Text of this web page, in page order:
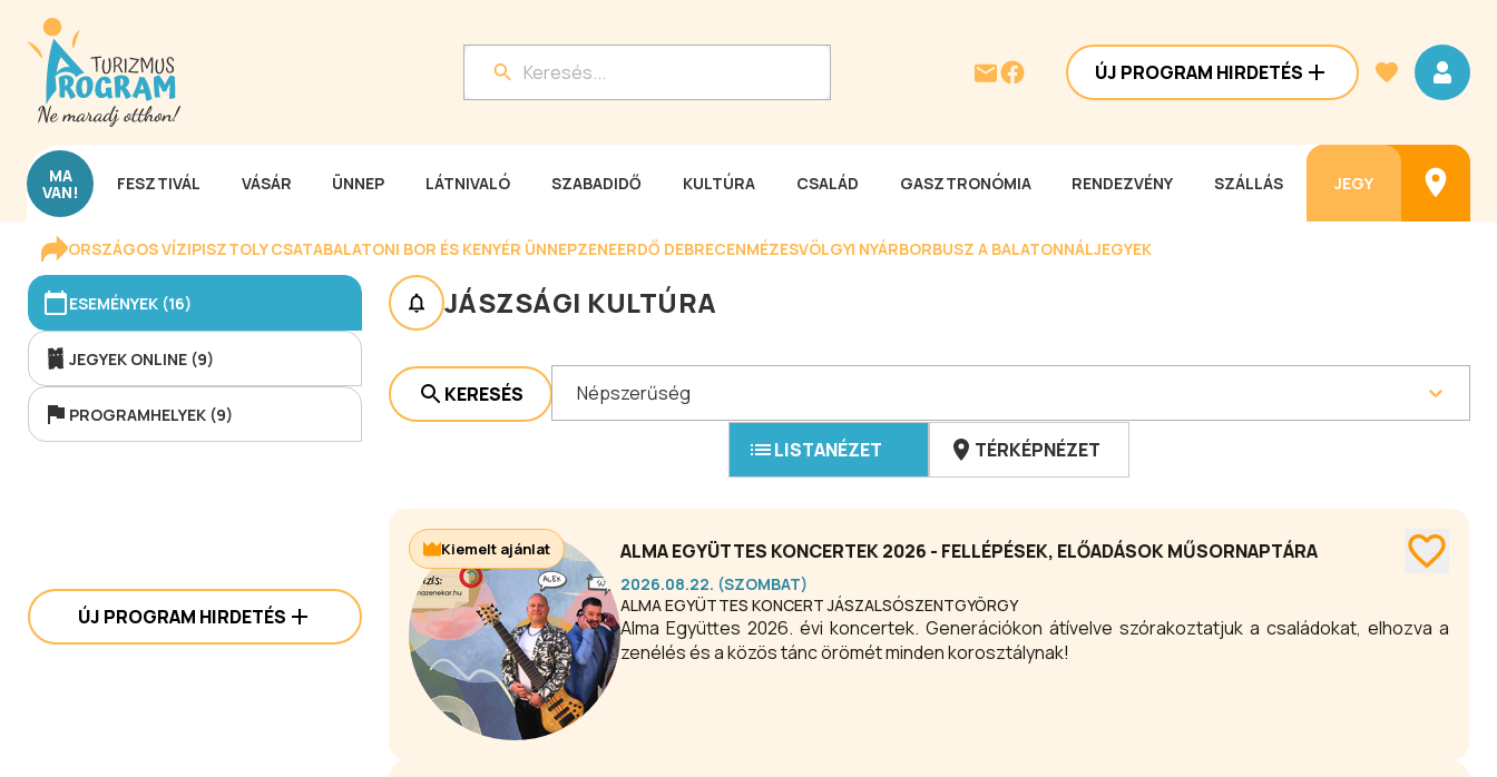
ÚJ PROGRAM HIRDETÉS
MA
VAN! FESZTIVÁL VÁSÁR ÜNNEP LÁTNIVALÓ SZABADIDŐ KULTÚRA CSALÁD GASZTRONÓMIA RENDEZVÉNY SZÁLLÁS JEGY
ORSZÁGOS VÍZIPISZTOLY CSATABALATONI BOR ÉS KENYÉR ÜNNEPZENEERDŐ DEBRECENMÉZESVÖLGYI NYÁRBORBUSZ A BALATONNÁLJEGYEK
ESEMÉNYEK (16)
JEGYEK ONLINE (9)
PROGRAMHELYEK (9)
ÚJ PROGRAM HIRDETÉS
JÁSZSÁGI KULTÚRA
KERESÉS Népszerűség
LISTANÉZET TÉRKÉPNÉZET
ALMA EGYÜTTES KONCERTEK 2026 - FELLÉPÉSEK, ELŐADÁSOK MŰSORNAPTÁRA
2026.08.22. (SZOMBAT)
ALMA EGYÜTTES KONCERT JÁSZALSÓSZENTGYÖRGY
Alma Együttes 2026. évi koncertek. Generációkon átívelve szórakoztatjuk a családokat, elhozva a
zenélés és a közös tánc örömét minden korosztálynak!
Kiemelt ajánlat